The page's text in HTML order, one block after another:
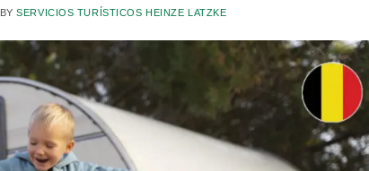
BYSERVICIOS TURÍSTICOS HEINZE LATZKE